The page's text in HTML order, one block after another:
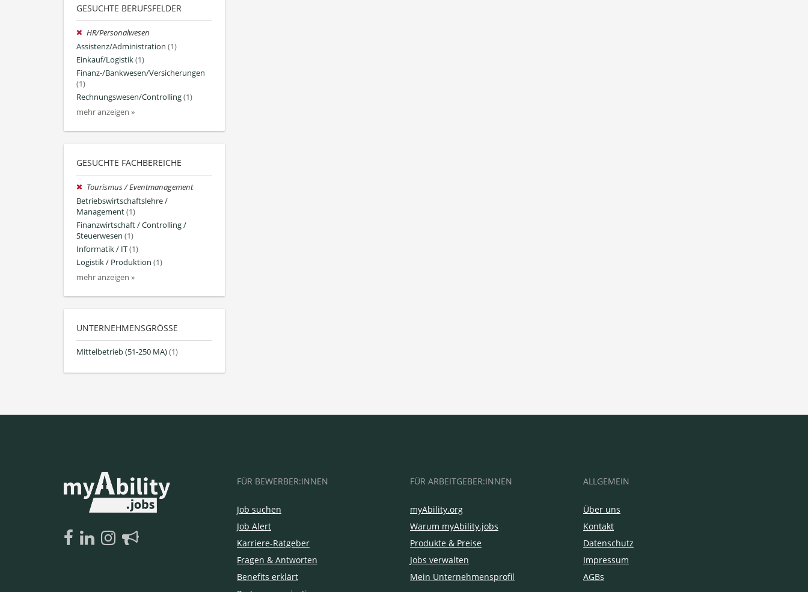
GESUCHTE BERUFSFELDER
HR/Personalwesen
Assistenz/Administration (1)
Einkauf/Logistik(1)
Finanz-/Bankwesen/Versicherungen
(1)
Rechnungswesen/Controlling(1)
mehr anzeigen »
GESUCHTE FACHBEREICHE
Tourismus / Eventmanagement
Betriebswirtschaftslehre /
Management(1)
Finanzwirtschaft / Controlling /
Steuerwesen (1)
Informatik / IT(1)
Logistik / Produktion (1)
mehr anzeigen »
UNTERNEHMENSGRÖSSE
Mittelbetrieb (51-250 MA)(1)
FÜR BEWERBER:INNEN
Job suchen
Job Alert
Karriere-Ratgeber
Fragen & Antworten
Benefits erklärt
FÜR ARBEITGEBER:INNEN
myAbility.org
Warum myAbility.jobs
Produkte & Preise
Jobs verwalten
Mein Unternehmensprofil
ALLGEMEIN
Über uns
Kontakt
Datenschutz
Impressum
AGBs